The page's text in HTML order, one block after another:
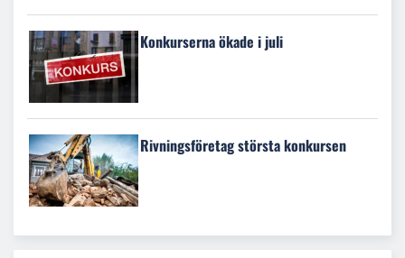
Konkurserna ökade i juli
Rivningsföretag största konkursen